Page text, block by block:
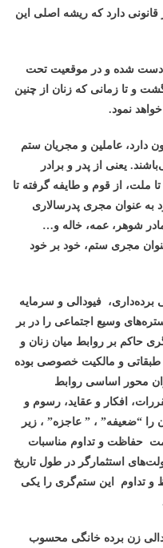
قانونی دارد که ریشه‌ اصلی این
دست شده و در موقعیت تحت
و تا زمانی که زنان از چنین
نمود.
دارد، عاملین و مجریان ستم
یعنی از پدر و برادر
ملت، از قوم و طایفه گرفته تا
به عنوان مجری پدرسالاری
شوهر، عمه، خاله و…
مجری ستم، خود بر خود
برده‌داری، فیودالی و سرمایه
وسیع اجتماعی را در بر
حاکم بر روابط میان زنان و
طبقاتی و مالکیت خصوصی بوده
محور اساسی روابط
افکار و عقاید، رسوم و
“ضعیفه” ، ” عاجزه” ، زیر
حفاظت و تداوم مناسبات
استثمارگر در طول تاریخ
و تداوم این ستم‌گری را یکی
زن برده خانگی محسوب